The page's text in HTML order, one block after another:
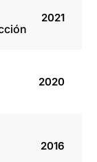
2021
2020
2016